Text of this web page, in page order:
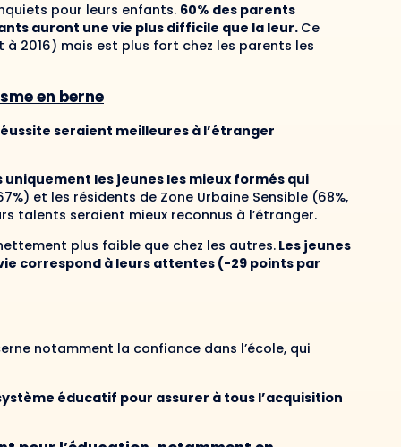
pour leurs enfants. 60% des parents
auront une vie plus difficile que la leur.Ce
2016) mais est plus fort chez les parents les
en berne
seraient meilleures à l’étranger
les jeunes les mieux formés qui
et les résidents de Zone Urbaine Sensible (68%,
talents seraient mieux reconnus à l’étranger.
plus faible que chez les autres. Les jeunes
correspond à leurs attentes (-29 points par
notamment la confiance dans l’école, qui
éducatif pour assurer à tous l’acquisition